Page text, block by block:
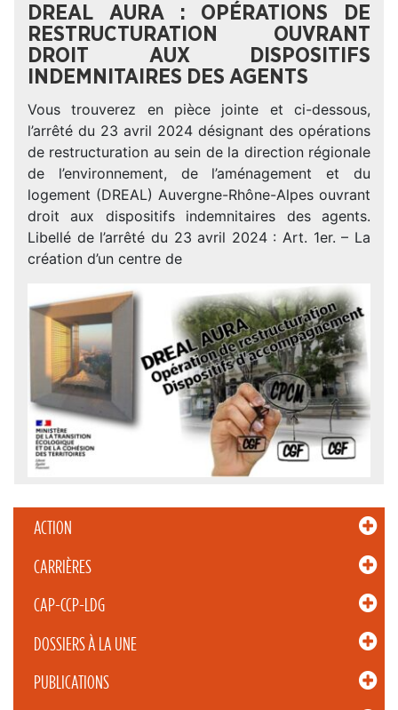
ACTION
CARRIÈRES
CAP-CCP-LDG
DOSSIERS À LA UNE
PUBLICATIONS
DREAL AURA : OPÉRATIONS DE
RESTRUCTURATION OUVRANT
DROIT AUX DISPOSITIFS
INDEMNITAIRES DES AGENTS
Vous trouverez en pièce jointe et ci-dessous,
l’arrêté du 23 avril 2024 désignant des opérations
de restructuration au sein de la direction régionale
de l’environnement, de l’aménagement et du
logement (DREAL) Auvergne-Rhône-Alpes ouvrant
droit aux dispositifs indemnitaires des agents.
Libellé de l’arrêté du 23 avril 2024 : Art. 1er. – La
création d’un centre de